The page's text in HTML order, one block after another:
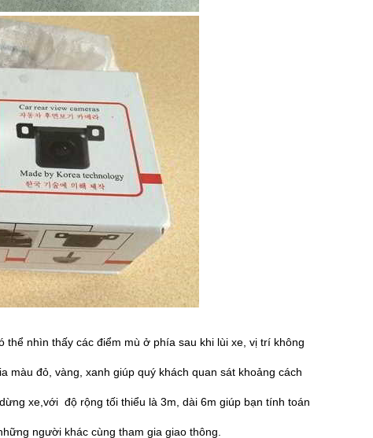
thể nhìn thấy các điểm mù ở phía sau khi lùi xe, vị trí không
màu đỏ, vàng, xanh giúp quý khách quan sát khoảng cách
xe,với độ rộng tối thiểu là 3m, dài 6m giúp bạn tính toán
người khác cùng tham gia giao thông.